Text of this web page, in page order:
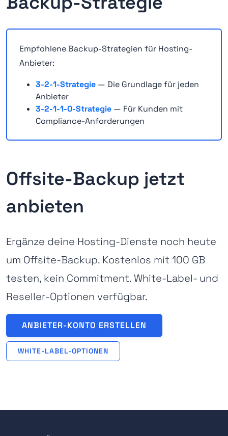
Empfohlene Backup-Strategien für Hosting-
Anbieter:
3-2-1-Strategie — Die Grundlage für jeden
Anbieter
3-2-1-1-0-Strategie — Für Kunden mit
Compliance-Anforderungen
Offsite-Backup jetzt
anbieten
Ergänze deine Hosting-Dienste noch heute
um Offsite-Backup. Kostenlos mit 100 GB
testen, kein Commitment. White-Label- und
Reseller-Optionen verfügbar.
ANBIETER-KONTO ERSTELLEN
WHITE-LABEL-OPTIONEN